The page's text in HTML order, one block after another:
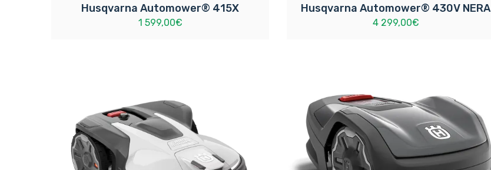
Husqvarna Automower® 415X
1 599,00€
Husqvarna Automower® 430V NERA
4 299,00€